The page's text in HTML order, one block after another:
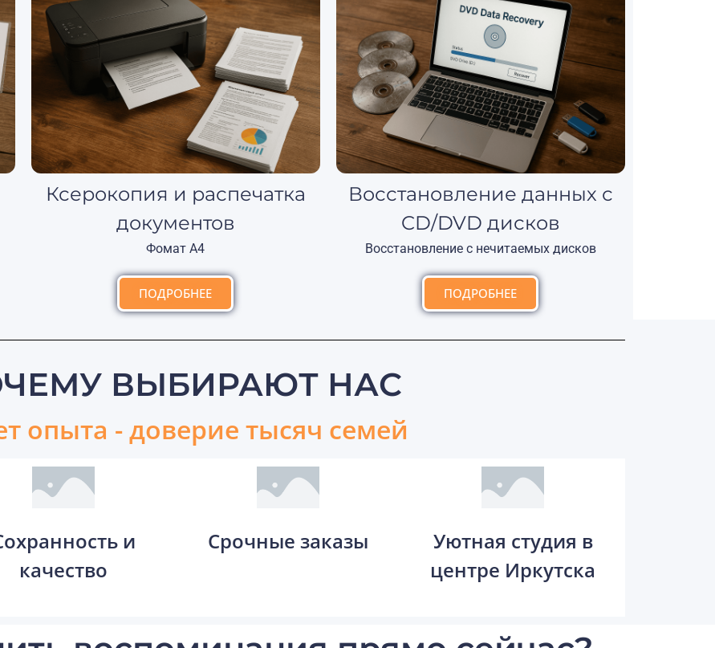
Ксерокопия и распечатка
документов
Фомат А4
ПОДРОБНЕЕ
Восстановление данных с
CD/DVD дисков
Восстановление с нечитаемых дисков
ПОДРОБНЕЕ
ВЫБИРАЮТ НАС
опыта - доверие тысяч семей
и
качество
Срочные заказы
Уютная студия в
центре Иркутска